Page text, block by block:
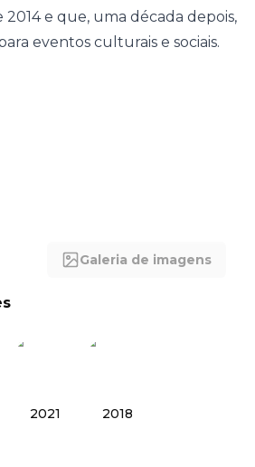
e que, uma década depois,
eventos culturais e sociais.
Galeria de imagens
2021 2018